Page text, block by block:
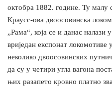
октобра 1882. године. Ту малу
Краусс-ова двоосовинска
„Рама“, која се и данас
вриједан експонат локомотиве
неколико двоосовинских
да су у четири угла вагона
њих разапето кровно платно